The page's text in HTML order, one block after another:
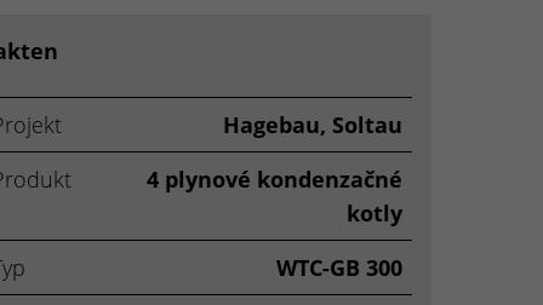
Hagebau, Soltau
4 plynové kondenzačné
kotly
WTC-GB 300